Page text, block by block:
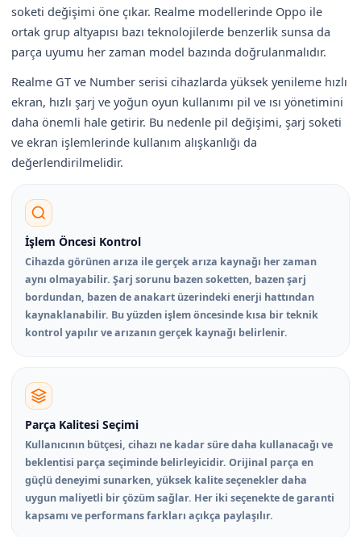
soketi değişimi öne çıkar. Realme modellerinde Oppo ile
ortak grup altyapısı bazı teknolojilerde benzerlik sunsa da
parça uyumu her zaman model bazında doğrulanmalıdır.
Realme GT ve Number serisi cihazlarda yüksek yenileme hızlı
ekran, hızlı şarj ve yoğun oyun kullanımı pil ve ısı yönetimini
daha önemli hale getirir. Bu nedenle pil değişimi, şarj soketi
ve ekran işlemlerinde kullanım alışkanlığı da
değerlendirilmelidir.
İşlem Öncesi Kontrol
Cihazda görünen arıza ile gerçek arıza kaynağı her zaman
aynı olmayabilir. Şarj sorunu bazen soketten, bazen şarj
bordundan, bazen de anakart üzerindeki enerji hattından
kaynaklanabilir. Bu yüzden işlem öncesinde kısa bir teknik
kontrol yapılır ve arızanın gerçek kaynağı belirlenir.
Parça Kalitesi Seçimi
Kullanıcının bütçesi, cihazı ne kadar süre daha kullanacağı ve
beklentisi parça seçiminde belirleyicidir. Orijinal parça en
güçlü deneyimi sunarken, yüksek kalite seçenekler daha
uygun maliyetli bir çözüm sağlar. Her iki seçenekte de garanti
kapsamı ve performans farkları açıkça paylaşılır.